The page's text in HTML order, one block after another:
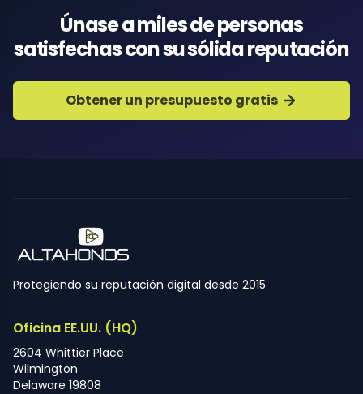
Únase a miles de personas
satisfechas con su sólida reputación
Obtener un presupuesto gratis
Protegiendo su reputación digital desde 2015
Oficina EE.UU. (HQ)
2604 Whittier Place
Wilmington
Delaware 19808